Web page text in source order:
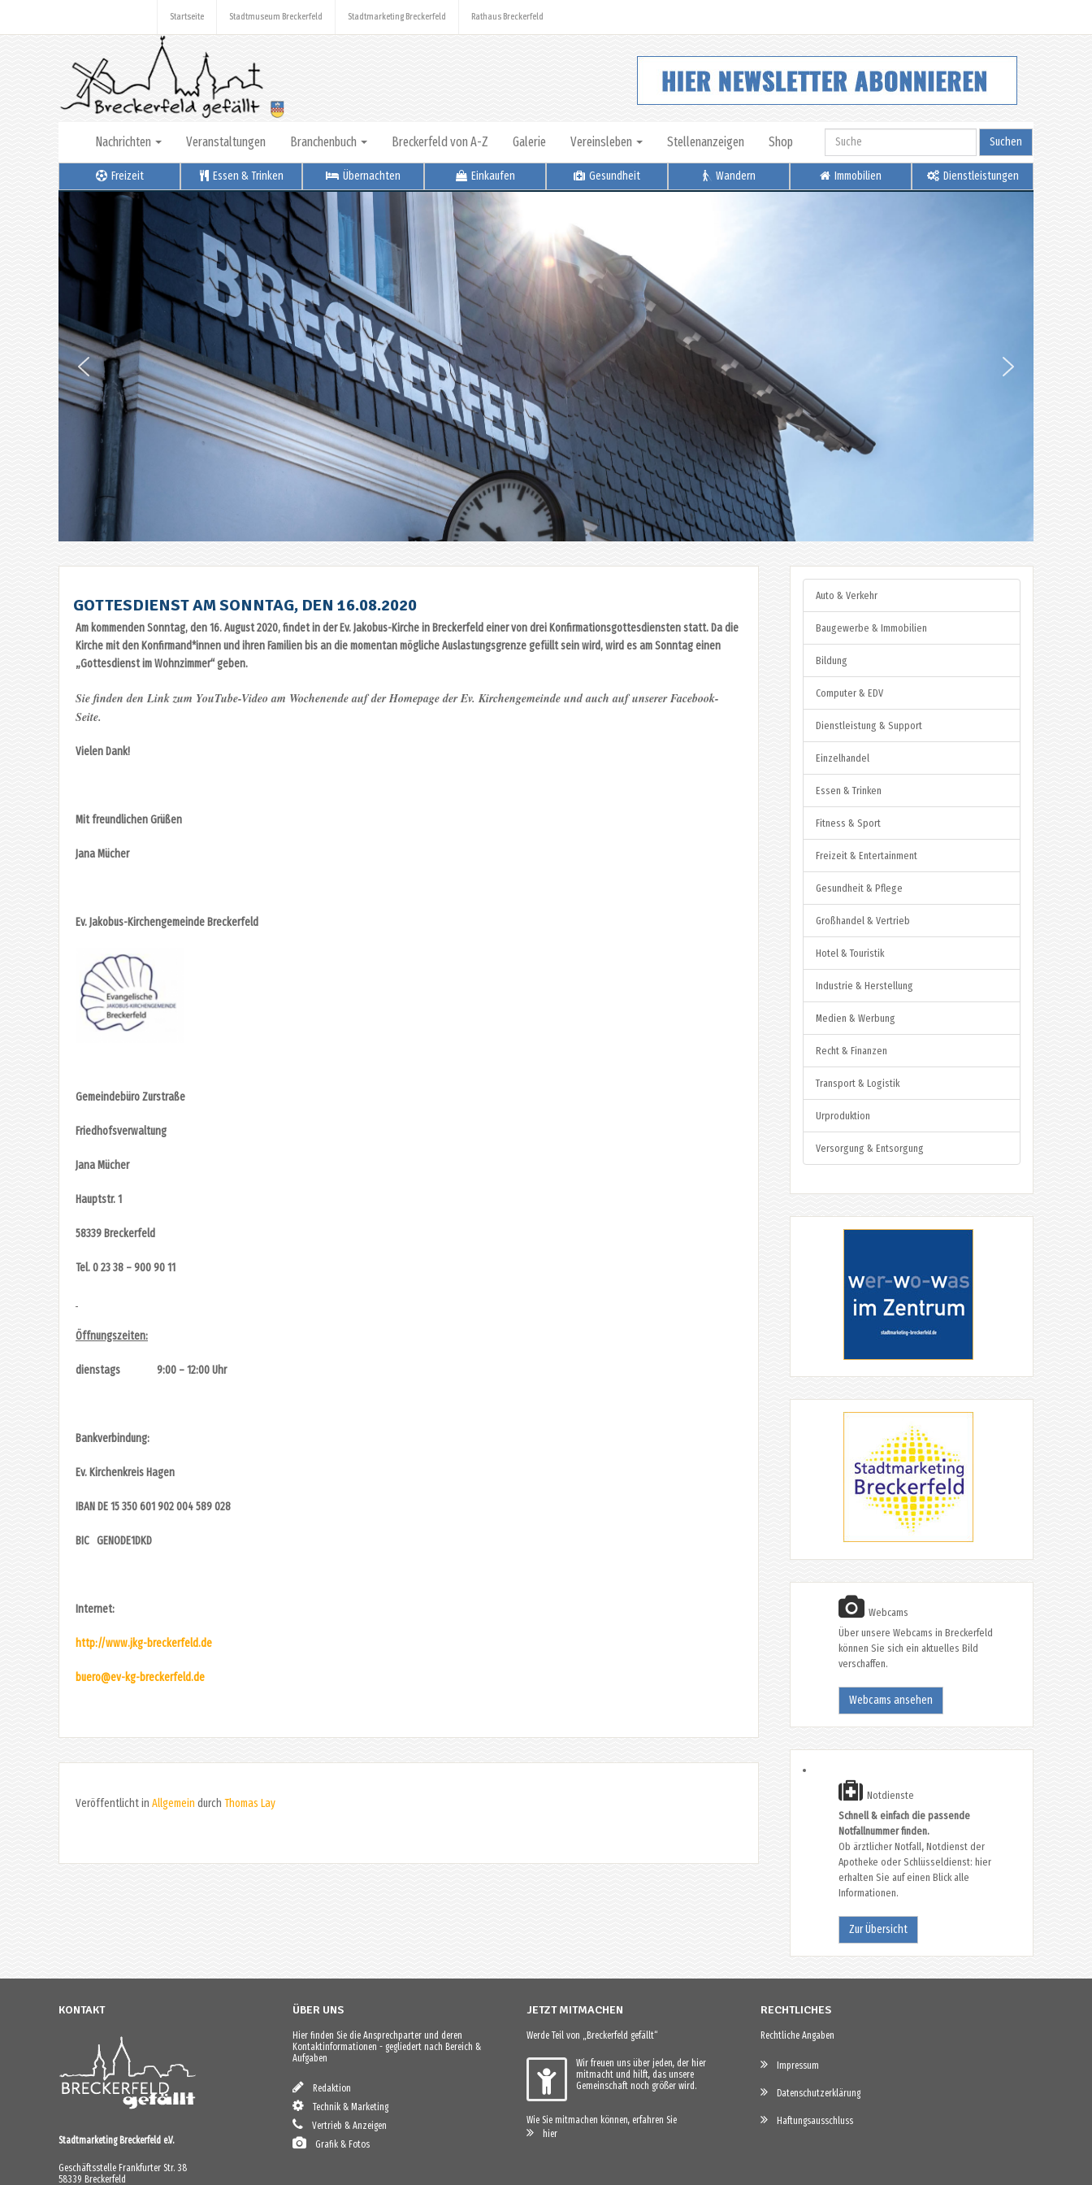
Startseite Stadtmuseum Breckerfeld Stadtmarketing Breckerfeld Rathaus Breckerfeld
Nachrichten Veranstaltungen Branchenbuch Breckerfeld von A-Z Galerie Vereinsleben Stellenanzeigen Shop Suchen
Freizeit Essen & Trinken Übernachten Einkaufen Gesundheit Wandern Immobilien Dienstleistungen
GOTTESDIENST AM SONNTAG, DEN 16.08.2020
Am kommenden Sonntag, den 16. August 2020, findet in der Ev. Jakobus-Kirche in Breckerfeld einer von drei Konfirmationsgottesdiensten statt. Da die
Kirche mit den Konfirmand*innen und ihren Familien bis an die momentan mögliche Auslastungsgrenze gefüllt sein wird, wird es am Sonntag einen
„Gottesdienst im Wohnzimmer“ geben.
Sie finden den Link zum YouTube-Video am Wochenende auf der Homepage der Ev. Kirchengemeinde und auch auf unserer Facebook-
Seite.
Vielen Dank!
Mit freundlichen Grüßen
Jana Mücher
Ev. Jakobus-Kirchengemeinde Breckerfeld
Gemeindebüro Zurstraße
Friedhofsverwaltung
Jana Mücher
Hauptstr. 1
58339 Breckerfeld
Tel. 0 23 38 – 900 90 11
Öffnungszeiten:
dienstags 9:00 – 12:00 Uhr
Bankverbindung:
Ev. Kirchenkreis Hagen
IBAN DE 15 350 601 902 004 589 028
BIC GENODE1DKD
Internet:
http://www.jkg-breckerfeld.de
buero@ev-kg-breckerfeld.de
Veröffentlicht in Allgemein durch Thomas Lay
Auto & Verkehr
Baugewerbe & Immobilien
Bildung
Computer & EDV
Dienstleistung & Support
Einzelhandel
Essen & Trinken
Fitness & Sport
Freizeit & Entertainment
Gesundheit & Pflege
Großhandel & Vertrieb
Hotel & Touristik
Industrie & Herstellung
Medien & Werbung
Recht & Finanzen
Transport & Logistik
Urproduktion
Versorgung & Entsorgung
Webcams
Über unsere Webcams in Breckerfeld
können Sie sich ein aktuelles Bild
verschaffen.
Webcams ansehen
Notdienste
Schnell & einfach die passende
Notfallnummer finden.
Ob ärztlicher Notfall, Notdienst der
Apotheke oder Schlüsseldienst: hier
erhalten Sie auf einen Blick alle
Informationen.
Zur Übersicht
KONTAKT
Stadtmarketing Breckerfeld e.V.
Geschäftsstelle Frankfurter Str. 38
58339 Breckerfeld
ÜBER UNS
Hier finden Sie die Ansprechparter und deren
Kontaktinformationen - gegliedert nach Bereich &
Aufgaben
Redaktion
Technik & Marketing
Vertrieb & Anzeigen
Grafik & Fotos
JETZT MITMACHEN
Werde Teil von „Breckerfeld gefällt“
Wir freuen uns über jeden, der hier
mitmacht und hilft, das unsere
Gemeinschaft noch größer wird.
Wie Sie mitmachen können, erfahren Sie
hier
RECHTLICHES
Rechtliche Angaben
Impressum
Datenschutzerklärung
Haftungsausschluss